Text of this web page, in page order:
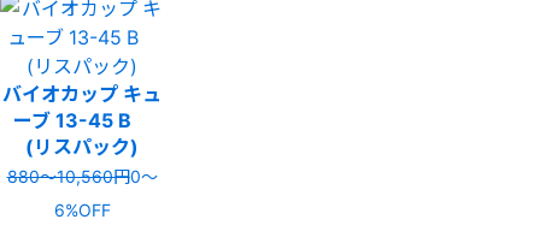
バイオカップ キュ
ーブ 13-45 B
(リスパック)
880〜10,560円0〜
6%OFF